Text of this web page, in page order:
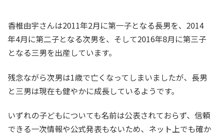
香椎由宇さんは2011年2月に第一子となる長男を、2014
年4月に第二子となる次男を、そして2016年8月に第三子
となる三男を出産しています。
残念ながら次男は1歳で亡くなってしまいましたが、長男
と三男は現在も健やかに成長しているようです。
いずれの子どもについても名前は公表されておらず、信頼
できる一次情報や公式発表もないため、ネット上でも確か